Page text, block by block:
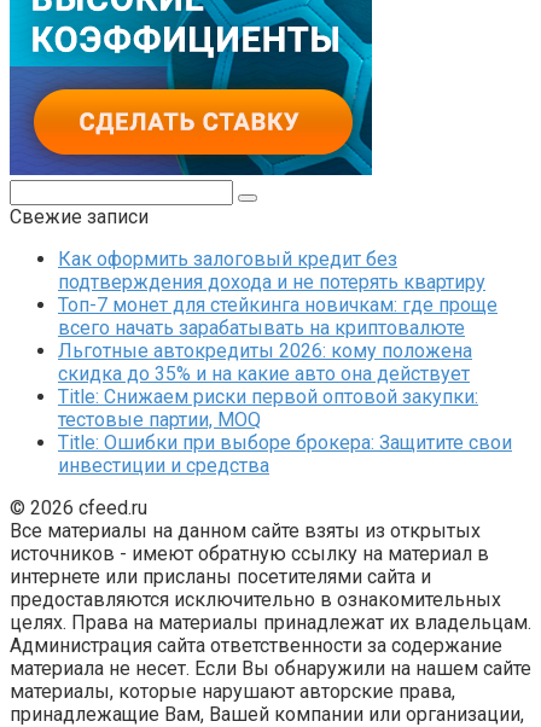
Свежие записи
Как оформить залоговый кредит без
подтверждения дохода и не потерять квартиру
Топ-7 монет для стейкинга новичкам: где проще
всего начать зарабатывать на криптовалюте
Льготные автокредиты 2026: кому положена
скидка до 35% и на какие авто она действует
Title: Снижаем риски первой оптовой закупки:
тестовые партии, MOQ
Title: Ошибки при выборе брокера: Защитите свои
инвестиции и средства
© 2026 cfeed.ru
Все материалы на данном сайте взяты из открытых
источников - имеют обратную ссылку на материал в
интернете или присланы посетителями сайта и
предоставляются исключительно в ознакомительных
целях. Права на материалы принадлежат их владельцам.
Администрация сайта ответственности за содержание
материала не несет. Если Вы обнаружили на нашем сайте
материалы, которые нарушают авторские права,
принадлежащие Вам, Вашей компании или организации,